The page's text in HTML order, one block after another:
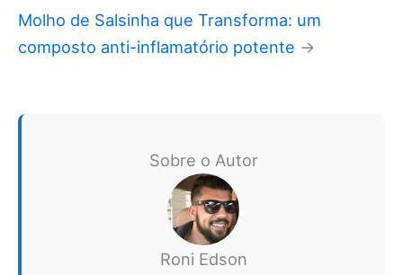
Molho de Salsinha que Transforma: um
composto anti-inflamatório potente →
Sobre o Autor
Roni Edson